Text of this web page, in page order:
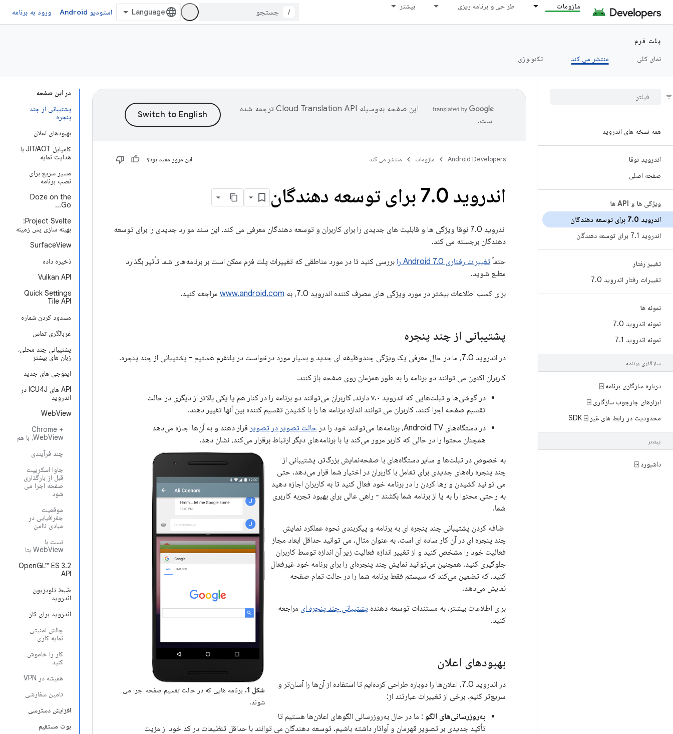
ملزومات طراحی و برنامه ریزی بیشتر
/ استودیو Android ورود به برنامه
پلت فرم
نمای کلی
منتشر می کند تکنولوژی
همه نسخه های اندروید
اندروید نوقا
صفحه اصلی
ویژگی ها و API ها
اندروید 7
.0 برای توسعه دهندگان
اندروید 7
.1 برای توسعه دهندگان
تغییر رفتار
تغییرات رفتار اندروید 7
.0
نمونه ها
نمونه اندروید 7
.0
نمونه اندروید 7
.1
سازگاری برنامه
درباره سازگاری برنامه ⍈
ابزارهای چارچوب سازگاری ⍈
محدودیت در رابط های غیر SDK ⍈
بیشتر
داشبورد ⍈
در این صفحه
پشتیبانی از چند
پنجره
بهبودهای اعلان
کامپایل JIT/AOT با
هدایت نمایه
مسیر سریع برای
نصب برنامه
Doze on the
Go...
Project Svelte:
بهینه سازی پس زمینه
SurfaceView
ذخیره داده
Vulkan API
Quick Settings
Tile API
مسدود کردن شماره
غربالگری تماس
پشتیبانی چند محلی،
زبان های بیشتر
ایموجی های جدید
API های ICU4J در
اندروید
WebView
Chrome +
WebView، با هم
چند فرآیندی
جاوا اسکریپت
قبل از بارگذاری
صفحه اجرا می
شود
موقعیت
جغرافیایی در
مبادی ناامن
تست با
WebView بتا
OpenGL™ ES 3.2
API
ضبط تلویزیون
اندروید
اندروید برای کار
چالش امنیتی
نمایه کاری
کار را خاموش
کنید
همیشه در VPN
تامین سفارشی
افزایش دسترسی
بوت مستقیم
این صفحه به‌وسیله
ترجمه شده
است.
Android Developers ملزومات منتشر می کند این مرور مفید بود؟
اندروید 7 .0 برای توسعه دهندگان
اندروید 7.0 نوقا ویژگی ها و قابلیت های جدیدی را برای کاربران و توسعه دهندگان معرفی می کند. این سند موارد جدیدی را برای توسعه
دهندگان برجسته می کند.
حتماً تغییرات رفتاری Android 7.0 را
بررسی کنید تا در مورد مناطقی که تغییرات پلت فرم ممکن است بر برنامه‌های شما تأثیر بگذارد
مطلع شوید.
برای کسب اطلاعات بیشتر در مورد ویژگی های مصرف کننده اندروید 7.0، به
www.android.com مراجعه کنید.
پشتیبانی از چند پنجره
در اندروید 7.0، ما در حال معرفی یک ویژگی چندوظیفه ای جدید و بسیار مورد درخواست در پلتفرم هستیم - پشتیبانی از چند پنجره.
کاربران اکنون می توانند دو برنامه را به طور همزمان روی صفحه باز کنند.
در گوشی‌ها و تبلت‌هایی که اندروید ۷.۰ دارند، کاربران می‌توانند دو برنامه را در کنار هم یا یکی بالاتر از دیگری در حالت
تقسیم صفحه اجرا کنند. کاربران می توانند اندازه برنامه ها را با کشیدن تقسیم کننده بین آنها تغییر دهند.
در دستگاه‌های Android TV، برنامه‌ها می‌توانند خود را در
حالت تصویر در تصویر قرار دهند و به آن‌ها اجازه می‌دهد
همچنان محتوا را در حالی که کاربر مرور می‌کند یا با برنامه‌های دیگر ارتباط برقرار می‌کند، نشان دهد.
شکل 1.
برنامه هایی که در حالت تقسیم صفحه اجرا می
شوند.
به خصوص در تبلت‌ها و سایر دستگاه‌های با صفحه‌نمایش بزرگ‌تر، پشتیبانی از
چند پنجره راه‌های جدیدی برای تعامل با کاربران در اختیار شما قرار می‌دهد. حتی
می توانید کشیدن و رها کردن را در برنامه خود فعال کنید تا به کاربران اجازه دهید
به راحتی محتوا را به یا از برنامه شما بکشند - راهی عالی برای بهبود تجربه کاربری
شما.
اضافه کردن پشتیبانی چند پنجره ای به برنامه و پیکربندی نحوه عملکرد نمایش
چند پنجره ای در آن کار ساده ای است. به عنوان مثال، می توانید حداقل ابعاد مجاز
فعالیت خود را مشخص کنید و از تغییر اندازه فعالیت زیر آن اندازه توسط کاربران
جلوگیری کنید. همچنین می‌توانید نمایش چند پنجره‌ای را برای برنامه خود غیرفعال
کنید، که تضمین می‌کند که سیستم فقط برنامه شما را در حالت تمام صفحه
نمایش می‌دهد.
برای اطلاعات بیشتر، به مستندات توسعه دهنده پشتیبانی چند پنجره ای مراجعه
کنید.
بهبودهای اعلان
در اندروید 7.0، اعلان‌ها را دوباره طراحی کرده‌ایم تا استفاده از آن‌ها را آسان‌تر و
سریع‌تر کنیم. برخی از تغییرات عبارتند از:
به‌روزرسانی‌های الگو : ما در حال به‌روزرسانی الگوهای اعلان‌ها هستیم تا
تأکید جدیدی بر تصویر قهرمان و آواتار داشته باشیم. توسعه دهندگان می توانند با حداقل تنظیمات در کد خود از مزیت